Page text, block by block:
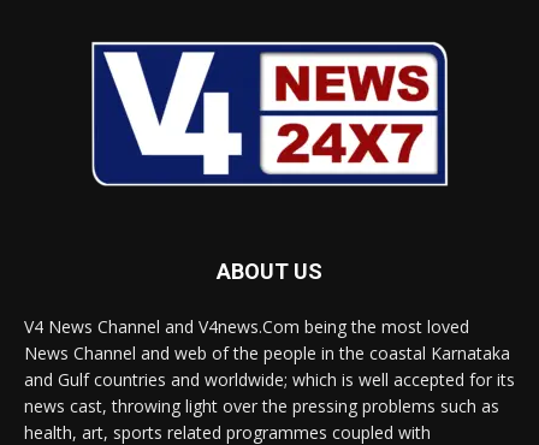
ABOUT US
V4 News Channel and V4news.Com being the most loved
News Channel and web of the people in the coastal Karnataka
and Gulf countries and worldwide; which is well accepted for its
news cast, throwing light over the pressing problems such as
health, art, sports related programmes coupled with